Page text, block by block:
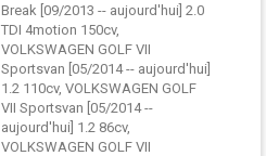
Break [09/2013 -- aujourd'hui] 2.0
TDI 4motion 150cv,
VOLKSWAGEN GOLF VII
Sportsvan [05/2014 -- aujourd'hui]
1.2 110cv, VOLKSWAGEN GOLF
VII Sportsvan [05/2014 --
aujourd'hui] 1.2 86cv,
VOLKSWAGEN GOLF VII